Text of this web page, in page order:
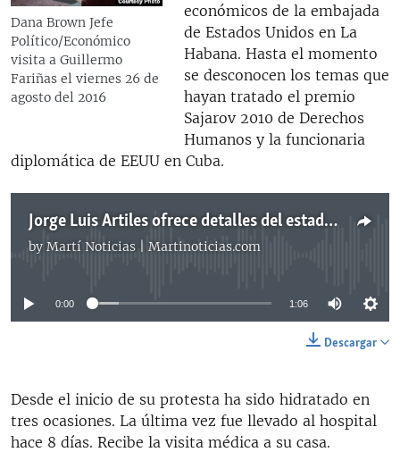
Dana Brown Jefe
Político/Económico
visita a Guillermo
Fariñas el viernes 26 de
agosto del 2016
económicos de la embajada
de Estados Unidos en La
Habana. Hasta el momento
se desconocen los temas que
hayan tratado el premio
Sajarov 2010 de Derechos
Humanos y la funcionaria
diplomática de EEUU en Cuba.
Jorge Luis Artiles ofrece detalles del estado de salud de Guillermo Fariñas.
by Martí Noticias | Martinoticias.com
No media source currently available
0:00 1:06
Descargar
Desde el inicio de su protesta ha sido hidratado en
tres ocasiones. La última vez fue llevado al hospital
hace 8 días. Recibe la visita médica a su casa.